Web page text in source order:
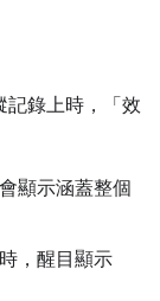
記錄上時，「效
顯示涵蓋整個
，醒目顯示